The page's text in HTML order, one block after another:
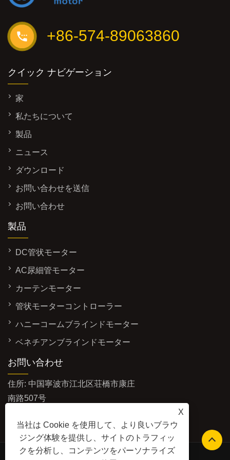
X
当社は Cookie を使用して、より良いブラウ
ジング体験を提供し、サイトのトラフィッ
クを分析し、コンテンツをパーソナライズ
+86-574-89063860
クイック ナビゲーション
家
私たちについて
製品
ニュース
ダウンロード
お問い合わせを送信
お問い合わせ
製品
DC管状モーター
AC尿細管モーター
カーテンモーター
管状モーターコントローラー
ハニーコームブラインドモーター
ベネチアンブラインドモーター
お問い合わせ
住所: 中国寧波市江北区荘橋市康庄
南路507号
+86-574-89063860
Safety Edge（当社別製品）Webサイト：